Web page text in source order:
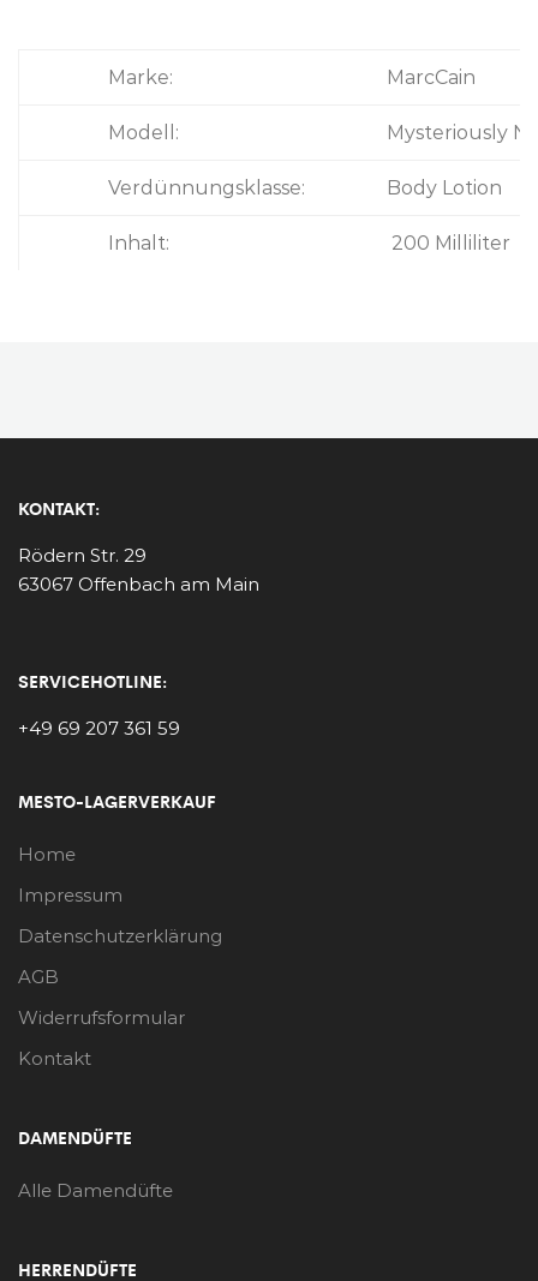
Marke: MarcCain
Modell: Mysteriously
Verdünnungsklasse: Body Lotion
Inhalt: 200 Milliliter
KONTAKT:
Rödern Str. 29
63067 Offenbach am Main
SERVICEHOTLINE:
+49 69 207 361 59
MESTO-LAGERVERKAUF
Home
Impressum
Datenschutzerklärung
AGB
Widerrufsformular
Kontakt
DAMENDÜFTE
Alle Damendüfte
HERRENDÜFTE